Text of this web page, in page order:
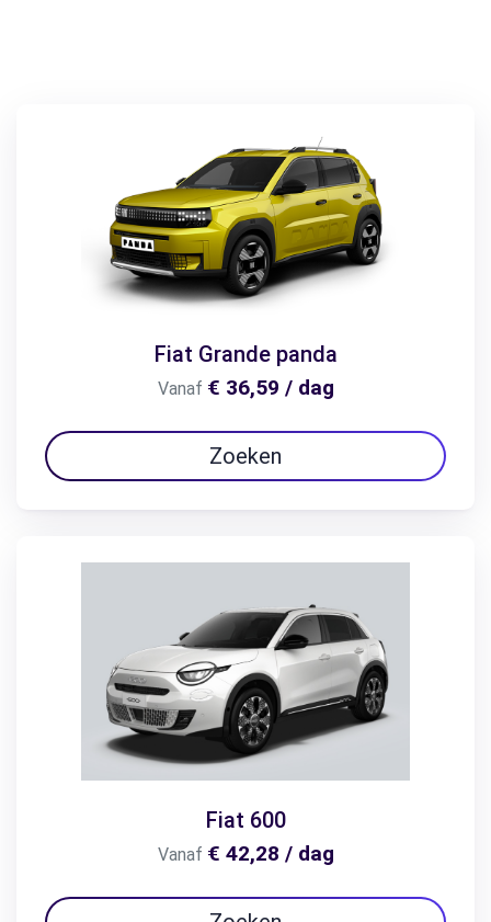
Fiat Grande panda
Vanaf € 36,59 / dag
Zoeken
Fiat 600
Vanaf € 42,28 / dag